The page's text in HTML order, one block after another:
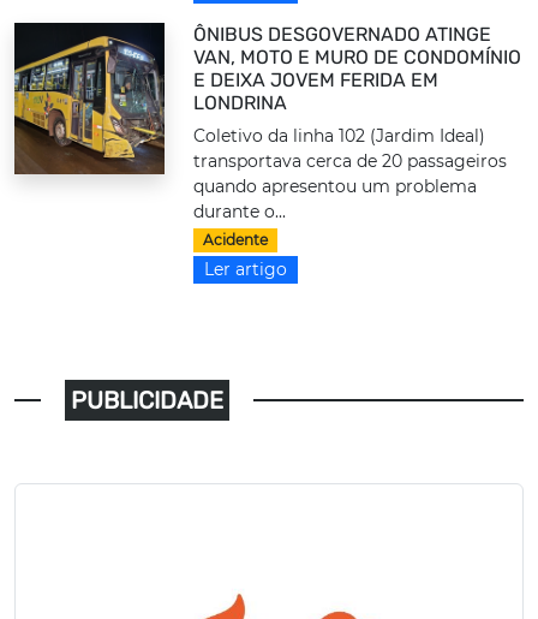
ÔNIBUS DESGOVERNADO ATINGE
VAN, MOTO E MURO DE CONDOMÍNIO
E DEIXA JOVEM FERIDA EM
LONDRINA
Coletivo da linha 102 (Jardim Ideal)
transportava cerca de 20 passageiros
quando apresentou um problema
durante o...
Acidente
Ler artigo
PUBLICIDADE